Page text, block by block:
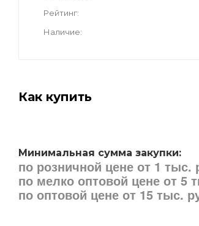
Рейтинг
Наличие
Как купить
Минимальная сумма закупки:
по розничной цене от 1 тыс.
по мелко оптовой цене от
по оптовой цене от 15 тыс.